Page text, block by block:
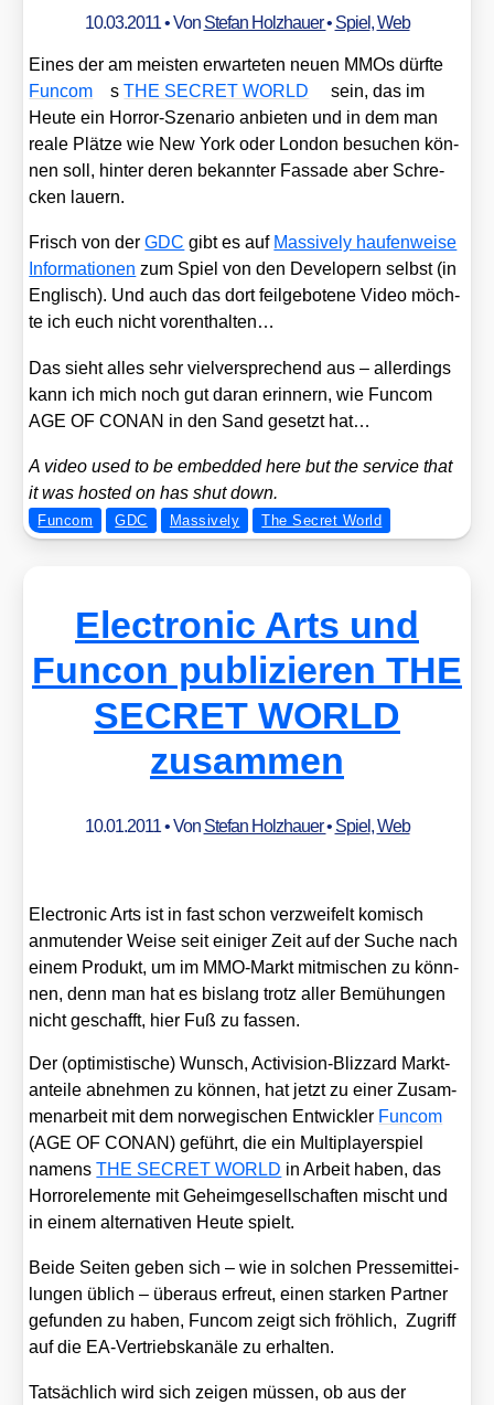
10.03.2011• Von Stefan Holzhauer• Spiel,Web
Eines der am meis­ten erwar­te­ten neu­en MMOs dürf­te
Fun­com
sTHE SECRET WORLD
sein, das im
Heu­te ein Hor­ror-Sze­na­rio anbie­ten und in dem man
rea­le Plät­ze wie New York oder Lon­don besu­chen kön­
nen soll, hin­ter deren bekann­ter Fas­sa­de aber Schre­
cken lau­ern.
Frisch von derGDC gibt es auf Mas­si­ve­ly hau­fen­wei­se
Infor­ma­tio­nen zum Spiel von den Deve­l­o­pern selbst (in
Eng­lisch). Und auch das dort feil­ge­bo­te­ne Video möch­
te ich euch nicht vor­ent­hal­ten…
Das sieht alles sehr viel­ver­spre­chend aus – aller­dings
kann ich mich noch gut dar­an erin­nern, wie Fun­com
AGE OF CONAN in den Sand gesetzt hat…
A video used to be embedded here but the ser­vice that
it was hos­ted on has shut down.
Funcom GDC Massively The Secret World
Electronic Arts und
Funcon publizieren THE
SECRET WORLD
zusammen
10.01.2011• Von Stefan Holzhauer• Spiel,Web
Elec­tro­nic Arts ist in fast schon ver­zwei­felt komisch
anmu­ten­der Wei­se seit eini­ger Zeit auf der Suche nach
einem Pro­dukt, um im MMO-Markt mit­mi­schen zu könn­
nen, denn man hat es bis­lang trotz aller Bemü­hun­gen
nicht geschafft, hier Fuß zu fas­sen.
Der (opti­mis­ti­sche) Wunsch, Acti­vi­si­on-Bliz­zard Markt­
an­tei­le abneh­men zu kön­nen, hat jetzt zu einer Zusam­
men­ar­beit mit dem nor­we­gi­schen Ent­wick­ler Fun­com
(AGE OF CONAN) geführt, die ein Mul­ti­play­er­spiel
namensTHE SECRET WORLD in Arbeit haben, das
Hor­ror­ele­men­te mit Geheim­ge­sell­schaf­ten mischt und
in einem alter­na­ti­ven Heu­te spielt.
Bei­de Sei­ten geben sich – wie in sol­chen Pres­se­mit­tei­
lun­gen üblich – über­aus erfreut, einen star­ken Part­ner
gefun­den zu haben, Fun­com zeigt sich fröh­lich, Zugriff
auf die EA-Ver­triebs­ka­nä­le zu erhal­ten.
Tat­säch­lich wird sich zei­gen müs­sen, ob aus der